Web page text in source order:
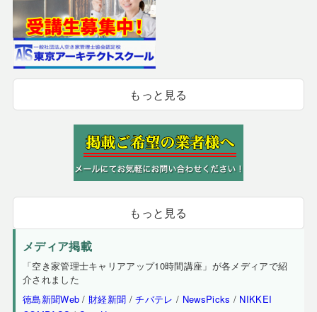
もっと見る
もっと見る
メディア掲載
「空き家管理士キャリアアップ10時間講座」が各メディアで紹
介されました
徳島新聞Web / 財経新聞 /チバテレ / NewsPicks / NIKKEI